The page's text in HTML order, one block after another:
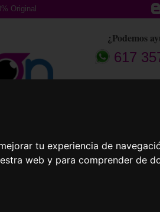
tu experiencia de
web y para comprender de
Original
¿Podemos
617